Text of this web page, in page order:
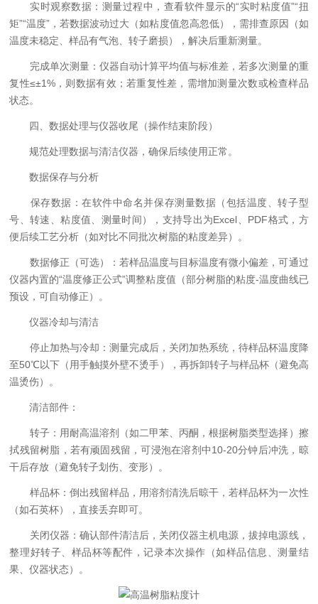
实时观察数据：测量过程中，查看软件显示的“实时粘度值”“扭
矩”“温度”，若数据波动过大（如粘度值忽高忽低），需排查原因（如
温度未稳定、样品有气泡、转子磨损），解决后重新测量。
完成单次测量：仪器自动计算平均值与标准差，若多次测量的重
复性≤±1%，则数据有效；若重复性差，需增加测量次数或检查样品
状态。
四、数据处理与仪器收尾（操作结束阶段）
规范处理数据与清洁仪器，确保后续使用正常。
数据保存与分析
保存数据：在软件中命名并保存测量数据（包括温度、转子型
号、转速、粘度值、测量时间），支持导出为Excel、PDF格式，方
便后续工艺分析（如对比不同批次树脂的粘度差异）。
数据修正（可选）：若样品温度与目标温度有微小偏差，可通过
仪器内置的“温度修正公式”调整粘度值（部分树脂的粘度-温度曲线已
预设，可自动修正）。
仪器冷却与清洁
停止加热与冷却：测量完成后，关闭加热系统，待样品杯温度降
至50℃以下（用手触摸外壁不烫手），再拆卸转子与样品杯（避免高
温烫伤）。
清洁部件：
转子：用耐高温溶剂（如二甲苯、丙酮，根据树脂类型选择）擦
拭残留树脂，若有顽固残留，可浸泡在溶剂中10-20分钟后冲洗，晾
干后存放（避免转子划伤、变形）。
样品杯：倒出残留样品，用溶剂清洗后晾干，若样品杯为一次性
（如石英杯），直接丢弃即可。
关闭仪器：确认部件清洁后，关闭仪器主机电源，拔掉电源线，
整理好转子、样品杯等配件，记录本次操作（如样品信息、测量结
果、仪器状态）。